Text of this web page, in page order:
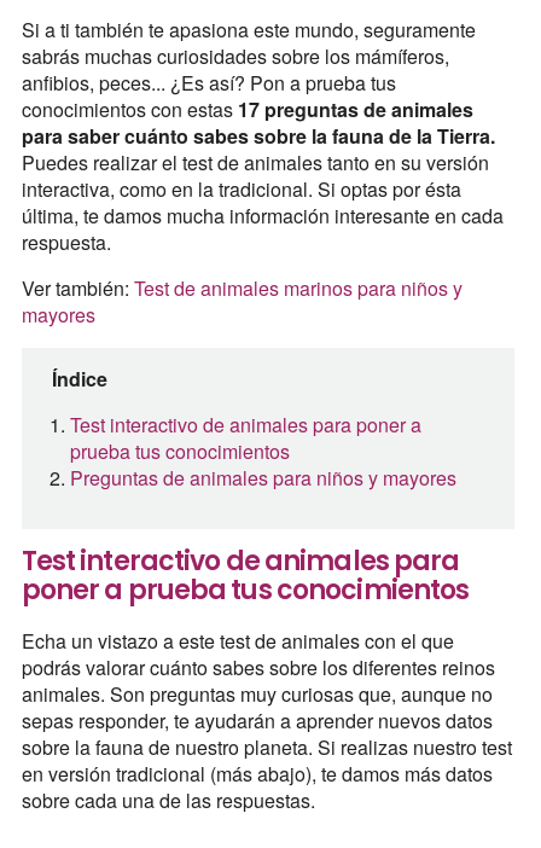
Si a ti también te apasiona este mundo, seguramente
sabrás muchas curiosidades sobre los mámíferos,
anfibios, peces... ¿Es así? Pon a prueba tus
conocimientos con estas17 preguntas de animales
para saber cuánto sabes sobre la fauna de la Tierra.
Puedes realizar el test de animales tanto en su versión
interactiva, como en la tradicional. Si optas por ésta
última, te damos mucha información interesante en cada
respuesta.
Ver también: Test de animales marinos para niños y
mayores
Índice
Test interactivo de animales para poner a
prueba tus conocimientos
Preguntas de animales para niños y mayores
Test interactivo de animales para
poner a prueba tus conocimientos
Echa un vistazo a este test de animales con el que
podrás valorar cuánto sabes sobre los diferentes reinos
animales. Son preguntas muy curiosas que, aunque no
sepas responder, te ayudarán a aprender nuevos datos
sobre la fauna de nuestro planeta. Si realizas nuestro test
en versión tradicional (más abajo), te damos más datos
sobre cada una de las respuestas.